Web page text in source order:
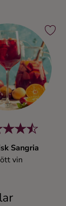
Sangria
vin